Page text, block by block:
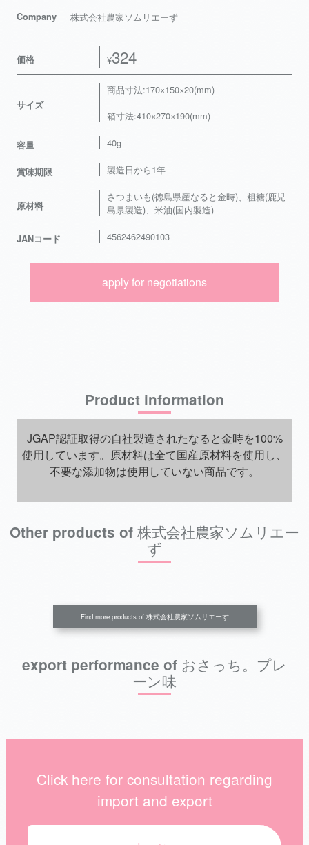
Company 株式会社農家ソムリエーず
価格 ¥324
サイズ
商品寸法:170×150×20(mm)
箱寸法:410×270×190(mm)
容量 40g
賞味期限 製造日から1年
原材料
さつまいも(徳島県産なると金時)、粗糖(鹿児
島県製造)、米油(国内製造)
JANコード 4562462490103
apply for negotiations
Product information
JGAP認証取得の自社製造されたなると金時を100%
使用しています。原材料は全て国産原材料を使用し、
不要な添加物は使用していない商品です。
Other products of 株式会社農家ソムリエー
ず
Find more products of 株式会社農家ソムリエーず
export performance of おさっち。プレ
ーン味
Click here for consultation regarding
import and export